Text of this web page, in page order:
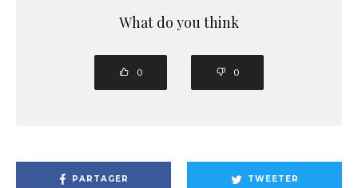
What do you think
0 0
PARTAGER TWEETER